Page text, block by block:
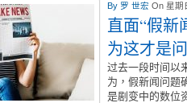
By 罗 世宏 On 星期
直面“假新
为这才是
过去一段时间以
为，假新闻问题
是剧变中的数位